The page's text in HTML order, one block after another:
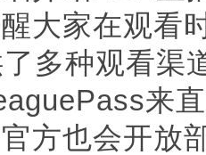
大家在观看
多种观看渠
来
方也会开放